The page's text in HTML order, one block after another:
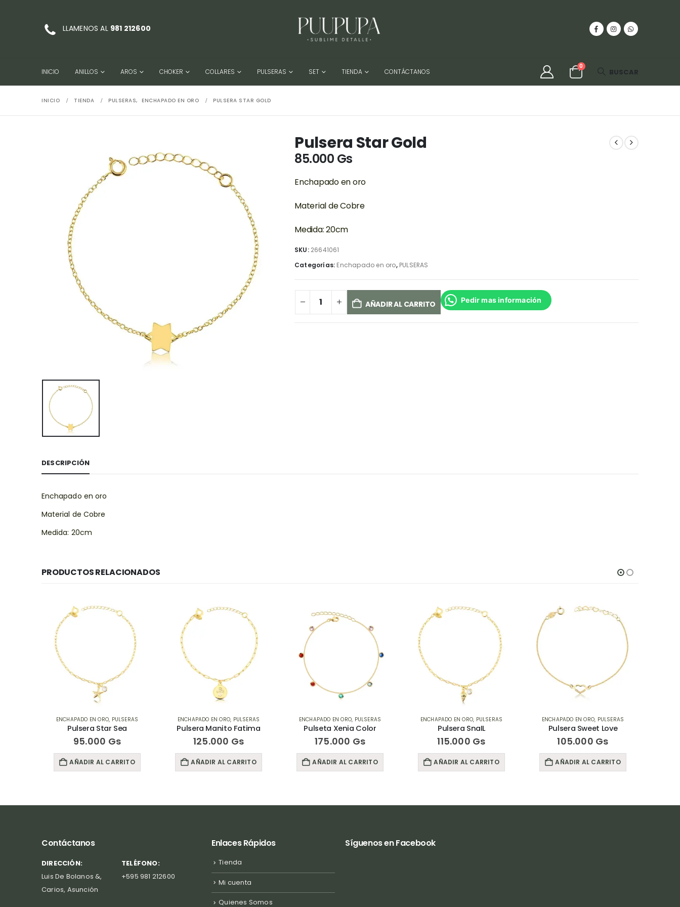
LLAMENOS AL 981 212600
INICIO ANILLOS AROS CHOKER COLLARES PULSERAS SET TIENDA CONTÁCTANOS
0
BUSCAR
INICIO TIENDA PULSERAS, ENCHAPADO EN ORO PULSERA STAR GOLD
Pulsera Star Gold
85.000 Gs
Enchapado en oro
Material de Cobre
Medida: 20cm
SKU: 26641061
Categorías: Enchapado en oro, PULSERAS
AÑADIR AL CARRITO Pedir mas información
DESCRIPCIÓN
Enchapado en oro
Material de Cobre
Medida: 20cm
PRODUCTOS RELACIONADOS
ENCHAPADO EN ORO, PULSERAS
Pulsera Star Sea
95.000 Gs
AÑADIR AL CARRITO
ENCHAPADO EN ORO, PULSERAS
Pulsera Manito Fatima
125.000 Gs
AÑADIR AL CARRITO
ENCHAPADO EN ORO, PULSERAS
Pulseta Xenia Color
175.000 Gs
AÑADIR AL CARRITO
ENCHAPADO EN ORO, PULSERAS
Pulsera SnaIL
115.000 Gs
AÑADIR AL CARRITO
ENCHAPADO EN ORO, PULSERAS
Pulsera Sweet Love
105.000 Gs
AÑADIR AL CARRITO
Contáctanos
DIRECCIÓN:
Luis De Bolanos &,
Carios, Asunción
TELÉFONO:
+595 981 212600
Enlaces Rápidos
Tienda
Mi cuenta
Quienes Somos
Síguenos en Facebook